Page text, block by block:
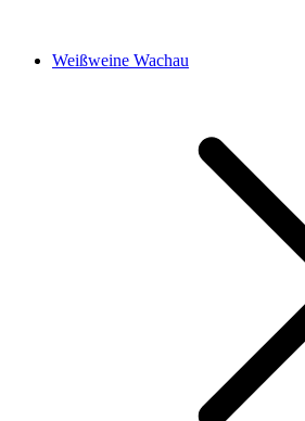
Weißweine Wachau